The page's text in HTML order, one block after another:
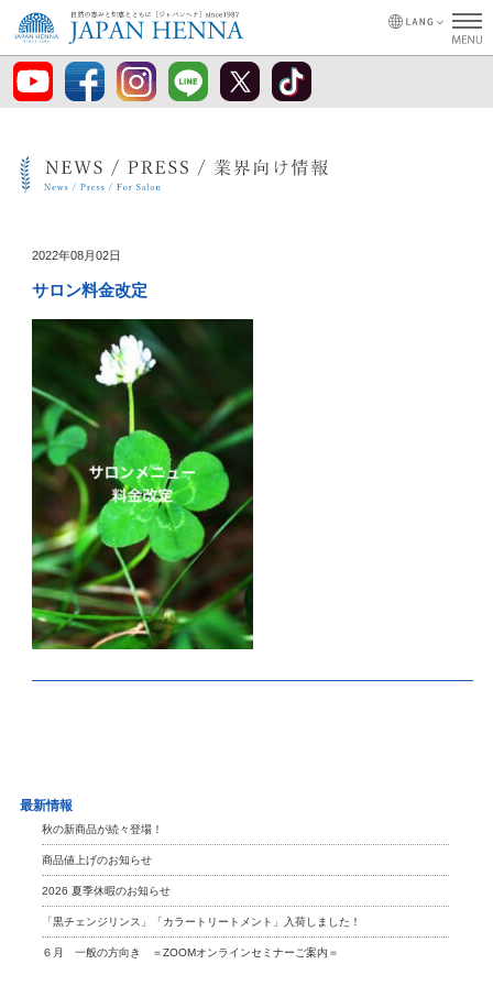
2022年08月02日
サロン料金改定
最新情報
秋の新商品が続々登場！
商品値上げのお知らせ
2026 夏季休暇のお知らせ
「黒チェンジリンス」「カラートリートメント」入荷しました！
６月 一般の方向き ＝ZOOMオンラインセミナーご案内＝